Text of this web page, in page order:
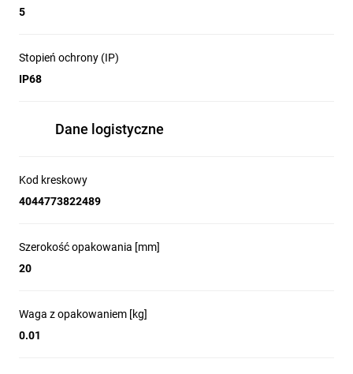
5
Stopień ochrony (IP)
IP68
Dane logistyczne
Kod kreskowy
4044773822489
Szerokość opakowania [mm]
20
Waga z opakowaniem [kg]
0.01